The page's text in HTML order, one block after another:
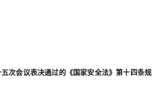
次会议表决通过的《国家安全法》第十四条规